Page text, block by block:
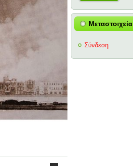
Μεταστοιχεία
Σύνδεση